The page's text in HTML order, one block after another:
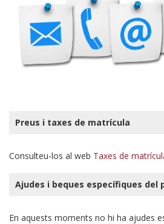
Preus i taxes de matrícula
Consulteu-los al web Taxes de
Ajudes i beques específiques del
En aquests moments no hi ha ajudes